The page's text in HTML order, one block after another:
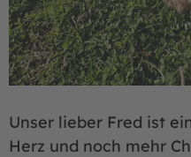
Unser lieber Fred ist
Herz und noch mehr